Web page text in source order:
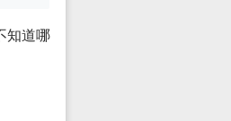
知道哪